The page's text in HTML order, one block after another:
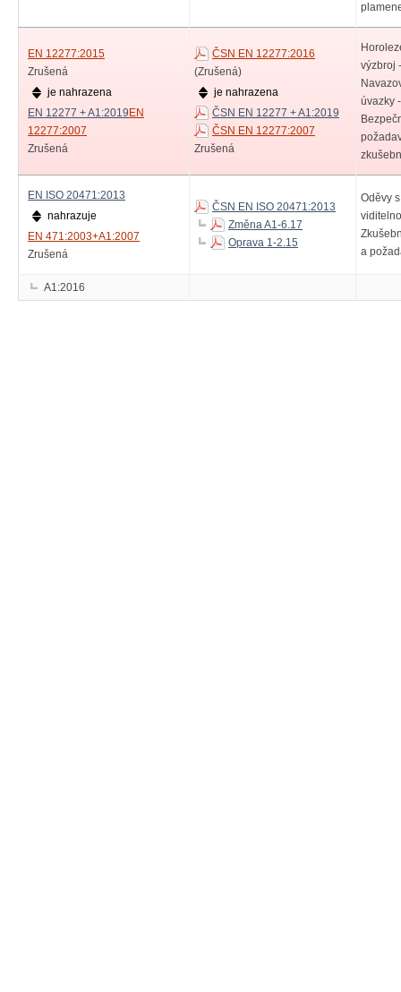
EN 12277:2015
Zrušená
je nahrazena
EN 12277 + A1:2019 EN
12277:2007
Zrušená
ČSN EN 12277:2016
(Zrušená)
je nahrazena
ČSN EN 12277 + A1:2019
ČSN EN 12277:2007
Zrušená
výzbroj -
úvazky -
EN ISO 20471:2013
nahrazuje
EN 471:2003+A1:2007
Zrušená
ČSN EN ISO 20471:2013
Změna A1-6.17
Oprava 1-2.15
Oděvy
a
A1:2016